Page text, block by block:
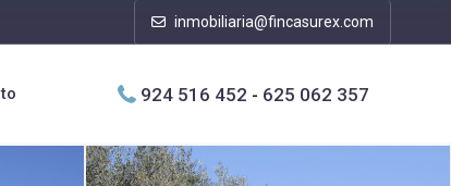
inmobiliaria@fincasurex.com
924 516 452 - 625 062 357